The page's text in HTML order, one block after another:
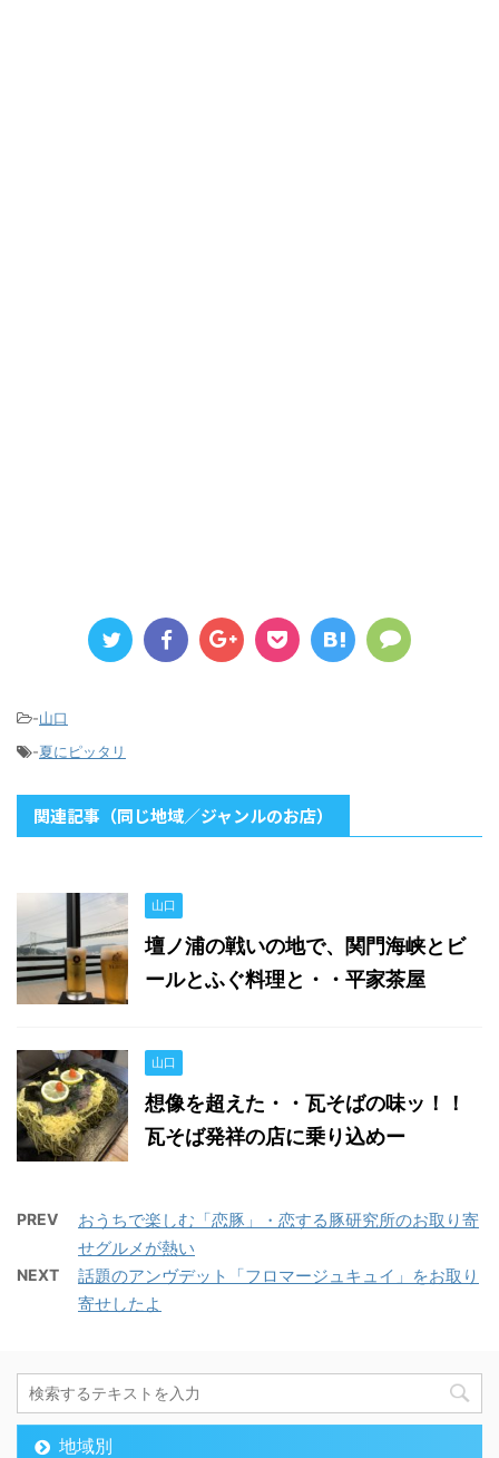
-山口
-夏にピッタリ
関連記事（同じ地域／ジャンルのお店）
山口
壇ノ浦の戦いの地で、関門海峡とビ
ールとふぐ料理と・・平家茶屋
山口
想像を超えた・・瓦そばの味ッ！！
瓦そば発祥の店に乗り込めー
PREV
おうちで楽しむ「恋豚」・恋する豚研究所のお取り寄
せグルメが熱い
NEXT
話題のアンヴデット「フロマージュキュイ」をお取り
寄せしたよ
地域別